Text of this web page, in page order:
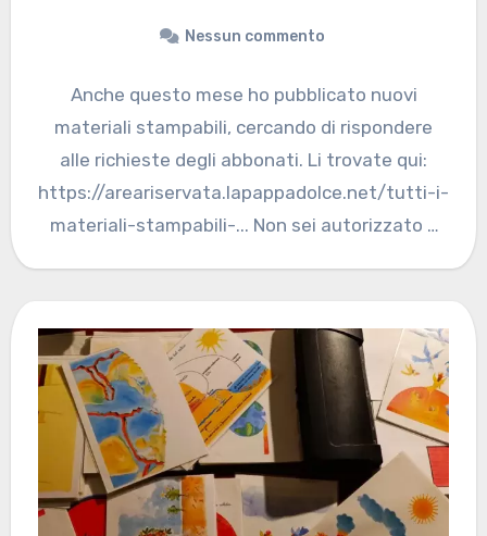
Nessun commento
Anche questo mese ho pubblicato nuovi
materiali stampabili, cercando di rispondere
alle richieste degli abbonati. Li trovate qui:
https://areariservata.lapappadolce.net/tutti-i-
materiali-stampabili-... Non sei autorizzato a